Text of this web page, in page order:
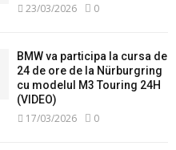
23/03/2026 0
BMW va participa la cursa de
24 de ore de la Nürburgring
cu modelul M3 Touring 24H
(VIDEO)
17/03/2026 0